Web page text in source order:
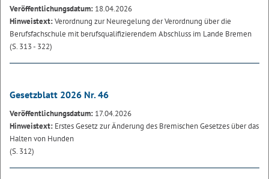
Veröffentlichungsdatum: 18.04.2026
Hinweistext:Verordnung zur Neuregelung der Verordnung über die
Berufsfachschule mit berufsqualifizierendem Abschluss im Lande Bremen
(S. 313 - 322)
Gesetzblatt 2026 Nr. 46
Veröffentlichungsdatum: 17.04.2026
Hinweistext: Erstes Gesetz zur Änderung des Bremischen Gesetzes über das
Halten von Hunden
(S. 312)